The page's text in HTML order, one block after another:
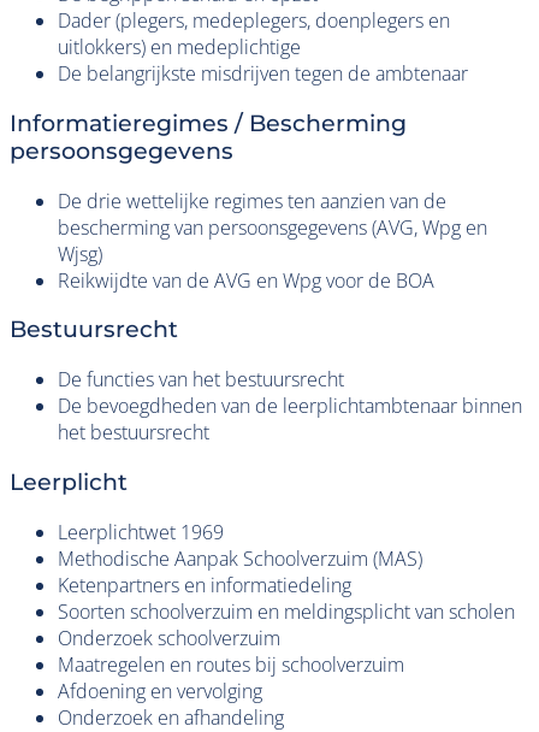
Dader (plegers, medeplegers, doenplegers en
uitlokkers) en medeplichtige
De belangrijkste misdrijven tegen de ambtenaar
Informatieregimes / Bescherming
persoonsgegevens
De drie wettelijke regimes ten aanzien van de
bescherming van persoonsgegevens (AVG, Wpg en
Wjsg)
Reikwijdte van de AVG en Wpg voor de BOA
Bestuursrecht
De functies van het bestuursrecht
De bevoegdheden van de leerplichtambtenaar binnen
het bestuursrecht
Leerplicht
Leerplichtwet 1969
Methodische Aanpak Schoolverzuim (MAS)
Ketenpartners en informatiedeling
Soorten schoolverzuim en meldingsplicht van scholen
Onderzoek schoolverzuim
Maatregelen en routes bij schoolverzuim
Afdoening en vervolging
Onderzoek en afhandeling